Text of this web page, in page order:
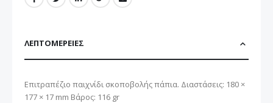
ΛΕΠΤΟΜΈΡΕΙΕΣ
Επιτραπέζιο παιχνίδι σκοποβολής πάπια. Διαστάσεις: 180 ×
177 × 17 mm Βάρος: 116 gr